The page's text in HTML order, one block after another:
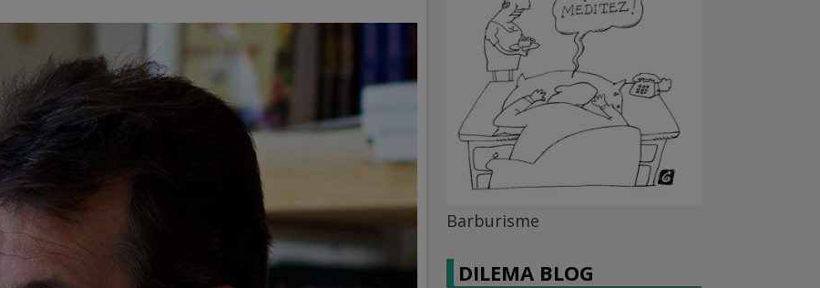
Barburisme
DILEMA BLOG